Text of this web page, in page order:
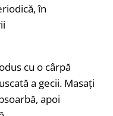
în
cu o cârpă
a gecii. Masați
apoi